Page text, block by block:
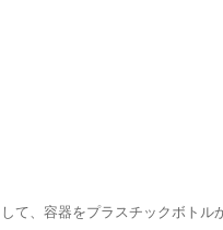
て、容器をプラスチックボトル